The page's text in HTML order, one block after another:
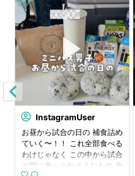
InstagramUser
お昼から試合の日の 補食詰め
ていく〜！！ これ全部食べる
わけじゃなく この中から試合
の間に食べられそうなもの 食